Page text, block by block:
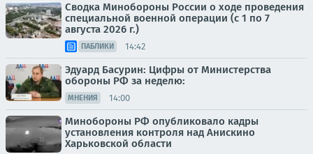
Сводка Минобороны России о ходе проведения
специальной военной операции (с 1 по 7
августа 2026 г.)
ПАБЛИКИ 14:42
Эдуард Басурин: Цифры от Министерства
обороны РФ за неделю:
МНЕНИЯ 14:00
Минобороны РФ опубликовало кадры
установления контроля над Анискино
Харьковской области